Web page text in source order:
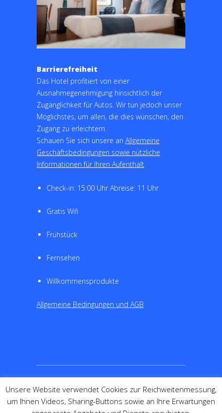
Barrierefreiheit
Das Hotel profitiert von einer
Ausnahmegenehmigung hinsichtlich der
Zugänglichkeit für Autos. Wir tun jedoch unser
Möglichstes, um allen, die dies wünschen, den
Zugang zu erleichtern.
Schauen Sie sich unsere an Allgemeine
Geschäftsbedingungen sowie nützliche
Informationen für Ihren Aufenthalt
Check-in: 15:00 Uhr Abreise: 11 Uhr
Gratis Wifi
Frühstück
Fernsehen
Willkommensprodukte
Allgemeine Bedingungen und AGB
©Erstellung einer Hotel-Website |Hotel-
Webdesign|Webdesign-Agentur|
Unsere Website verwendet Cookies zur Reichweitenmessung,
um Ihnen Videos, Sharing-Buttons sowie an Ihre Erwartungen